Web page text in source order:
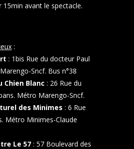
15min avant le spectacle.
:
: 1bis Rue du docteur Paul
Sncf. Bus n°38
Chien Blanc : 26 Rue du
Métro Marengo-Sncf.
des Minimes : 6 Rue
Métro Minimes-Claude
Le 57 : 57 Boulevard des